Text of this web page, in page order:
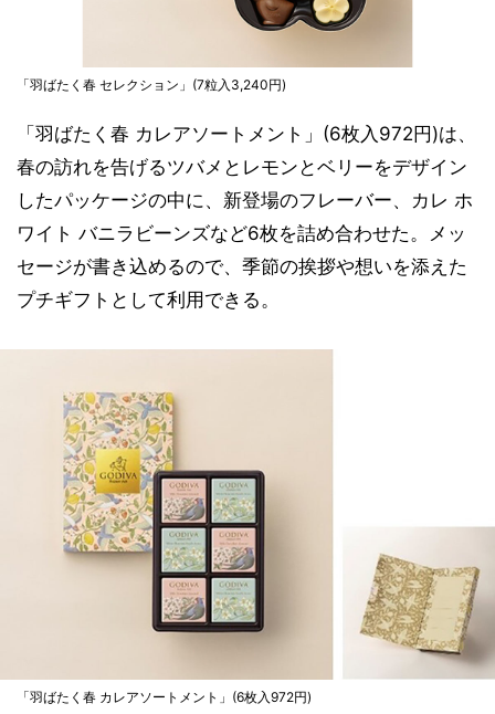
「羽ばたく春 セレクション」(7粒入3,240円)
「羽ばたく春 カレアソートメント」(6枚入972円)は、
春の訪れを告げるツバメとレモンとベリーをデザイン
したパッケージの中に、新登場のフレーバー、カレ ホ
ワイト バニラビーンズなど6枚を詰め合わせた。メッ
セージが書き込めるので、季節の挨拶や想いを添えた
プチギフトとして利用できる。
「羽ばたく春 カレアソートメント」(6枚入972円)